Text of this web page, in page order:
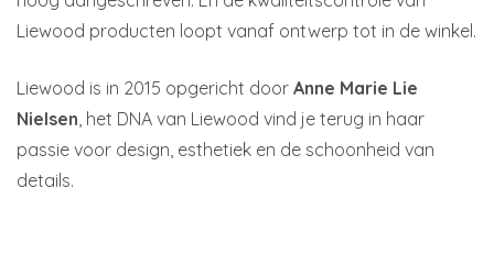
Liewood producten loopt vanaf ontwerp tot in de winkel.
Liewood is in 2015 opgericht door Anne Marie Lie
Nielsen, het DNA van Liewood vind je terug in haar
passie voor design, esthetiek en de schoonheid van
details.